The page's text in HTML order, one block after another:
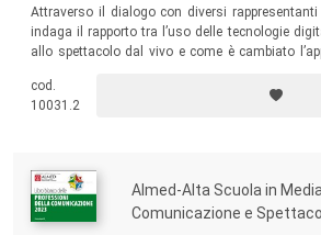
Attraverso il dialogo con diversi
indaga il rapporto tra l’uso delle tecnologie
allo spettacolo dal vivo e come è cambiato
cod.
10031.2
Almed-Alta Scuola in
Comunicazione e